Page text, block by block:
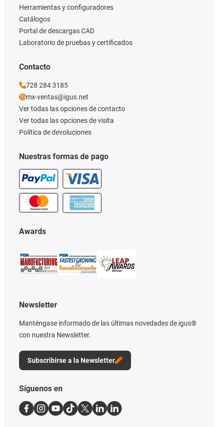
Nuestras formas de pago
Herramientas y configuradores
Catálogos
Portal de descargas CAD
Laboratorio de pruebas y certificados
Awards
Newsletter
Manténgase informado de las últimas novedades de igus®
con nuestra Newsletter.
Subscribirse a la Newsletter
Contacto
728 284 3185
mx-ventas@igus.net
Ver todas las opciones de contacto
Ver todas las opciones de visita
Política de devoluciones
Síguenos en